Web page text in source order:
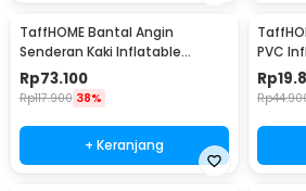
TaffHOME Bantal Angin
Senderan Kaki Inflatable
Footrest Pillow - BAT24
Rp73.100
Rp117.900 38%
+ Keranjang
PVC
JJ06114
Rp
Rp